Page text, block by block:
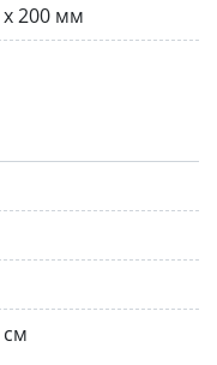
х 200 мм
см